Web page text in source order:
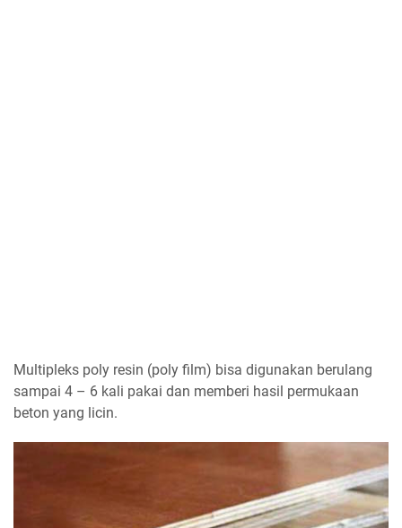
Multipleks poly resin (poly film) bisa digunakan berulang
sampai 4 – 6 kali pakai dan memberi hasil permukaan
beton yang licin.